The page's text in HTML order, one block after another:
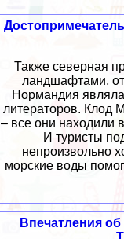
Также северная
ландшафтами, от
Нормандия
литераторов. Клод
– все они находили
И туристы
непроизвольно
морские воды
Впечатления